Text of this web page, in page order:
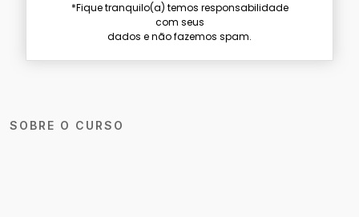
SOBRE O CURSO
*Fique tranquilo(a) temos responsabilidade
com seus
dados e não fazemos spam.